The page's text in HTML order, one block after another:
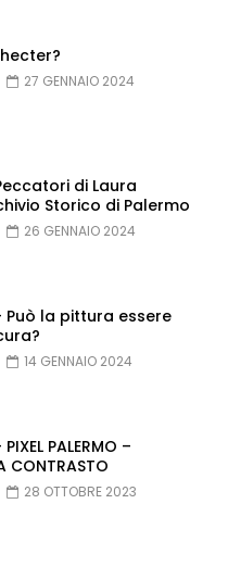
27 GENNAIO 2024
di Laura
Storico di Palermo
26 GENNAIO 2024
Può la pittura essere
14 GENNAIO 2024
PALERMO –
CONTRASTO
28 OTTOBRE 2023